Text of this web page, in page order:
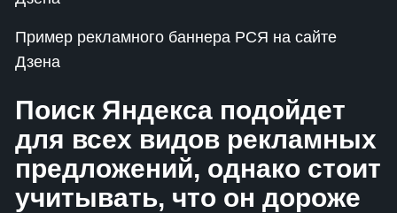
Пример рекламного баннера РСЯ на сайте
Дзена
Поиск Яндекса подойдет
для всех видов рекламных
предложений, однако стоит
учитывать, что он дороже